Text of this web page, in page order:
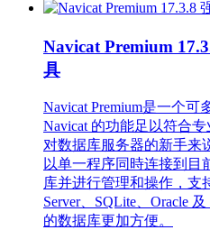
Navicat Premium
具
Navicat Premium是一个可
Navicat 的功能足以符合
对数据库服务器的新手来
以单一程序同時连接到目
库并进行管理和操作，支
Server、SQLite、Oracle
的数据库更加方便。